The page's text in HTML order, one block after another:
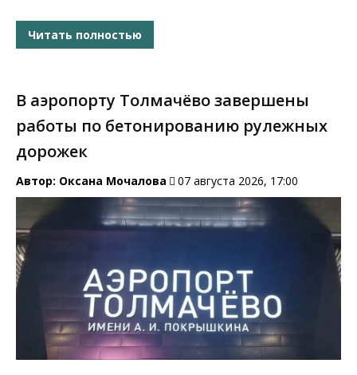
Читать полностью
В аэропорту Толмачёво завершены
работы по бетонированию рулежных
дорожек
Автор: Оксана Мочалова 07 августа 2026, 17:00